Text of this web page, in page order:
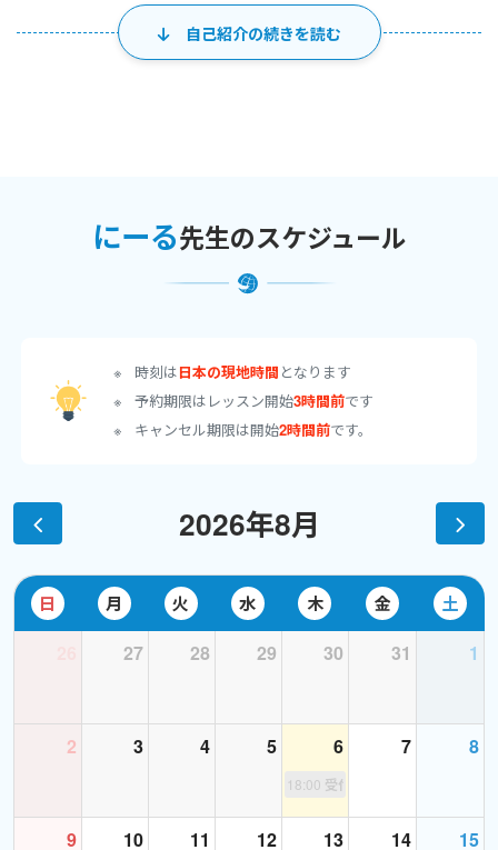
急なお知らせとなり、会員の皆様には多大なるご不便をおかけい
学ばせていただきました。
いつもレッスンの実施にあたり、スケジュールのご調整やご準備等
時間は私にとって宝物です。
これから長期のお休みをいただきますが、再開時にもしご縁がご
ざいましたら、
にーる
＜スケジュールのお知らせ＞
平素より、ご受講いただき誠にありがとうございます。
このたび、お昼のレッスンにつきましてご案内がございます。
工事の影響による騒音や振動により通常通りの環境でレッスンを
しばらくの間、下記期間の該当する時間帯のレッスンを停止させ
ていただきます。
自己紹介の続きを読む
にーる先生のスケジュール
時刻は日本の現地時間 となります
予約期限はレッスン開始3時間前です
キャンセル期限は開始2時間前です。
2026年8月
日 月 火 水 木 金 土
27 28 29 30 31 1
2 3 4 5 6
18:00 受付終了
7 8
9 10 11 12 13 14 15